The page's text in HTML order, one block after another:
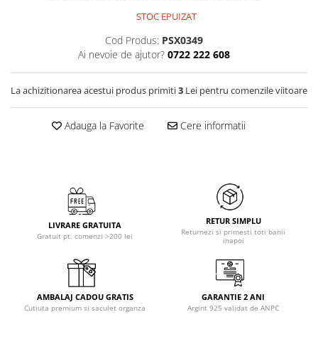
STOC EPUIZAT
Cod Produs: PSX0349
Ai nevoie de ajutor? 0722 222 608
La achizitionarea acestui produs primiti3 Lei pentru comenzile viitoare
Adauga la Favorite Cere informatii
LIVRARE GRATUITA
Gratuit pt. comenzi >200 lei
RETUR SIMPLU
Returnezi si primesti toti banii
inapoi
AMBALAJ CADOU GRATIS
Cutiuta premium si saculet organza
GARANTIE 2 ANI
Argint 925 validat de ANPC